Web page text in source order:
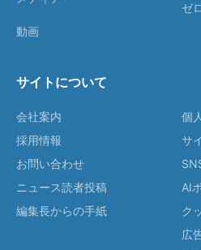
動画
ゼ
サイトについて
会社案内
採用情報
お問い合わせ
ニュース読者投稿
編集長からの手紙
個
サ
AI
ク
広